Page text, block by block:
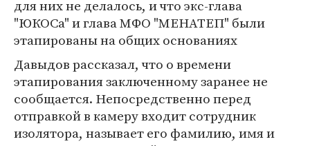
для них не делалось, и что экс-глава
"ЮКОСа" и глава МФО "МЕНАТЕП" были
этапированы на общих основаниях
Давыдов рассказал, что о времени
этапирования заключенному заранее не
сообщается. Непосредственно перед
отправкой в камеру входит сотрудник
изолятора, называет его фамилию, имя и